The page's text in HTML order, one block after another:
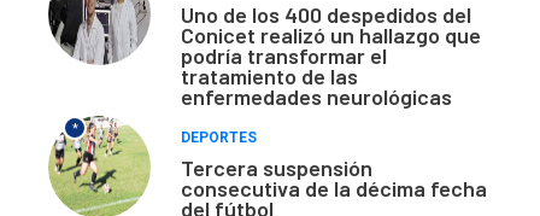
Uno de los 400 despedidos del
Conicet realizó un hallazgo que
podría transformar el
tratamiento de las
enfermedades neurológicas
*
DEPORTES
Tercera suspensión
consecutiva de la décima fecha
del fútbol